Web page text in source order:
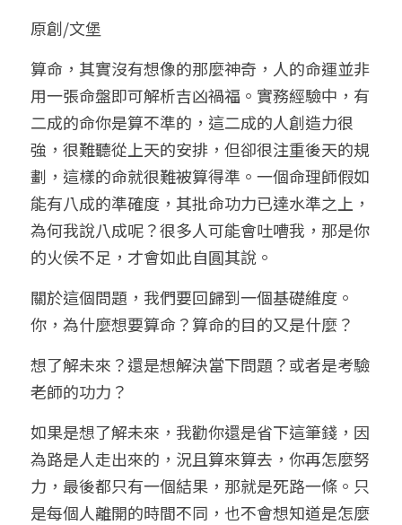
站長精選
臉書生活
好書推廌
陽宅視頻
線上直播
自我挑戰
八字進階班
八字中階班
八字高階班
五人實戰班
五行計算初階班
五行計算高階班
團隊訓練營
《十神高階實戰錄》完整典藏版
科學八字推理PDF
八字批命
小兒命名
科學八字推理1
科學八字推理2
科學八字推理3
科學八字輕鬆學
輕鬆學會科學八字推理
與我預約
批命預約
上課預約
常見問題
FB粉絲頁
登錄/註冊
搜索
繁體中文
繁體中文
0938617837
support@p8zicourse.com
五行八字線上班
原創/文堡
算命，其實沒有想像的那麼神奇，人的命運並非
用一張命盤即可解析吉凶禍福。實務經驗中，有
二成的命你是算不準的，這二成的人創造力很
強，很難聽從上天的安排，但卻很注重後天的規
劃，這樣的命就很難被算得準。一個命理師假如
能有八成的準確度，其批命功力已達水準之上，
為何我說八成呢？很多人可能會吐嘈我，那是你
的火侯不足，才會如此自圓其說。
關於這個問題，我們要回歸到一個基礎維度。
你，為什麼想要算命？算命的目的又是什麼？
想了解未來？還是想解決當下問題？或者是考驗
老師的功力？
如果是想了解未來，我勸你還是省下這筆錢，因
為路是人走出來的，況且算來算去，你再怎麼努
力，最後都只有一個結果，那就是死路一條。只
是每個人離開的時間不同，也不會想知道是怎麼